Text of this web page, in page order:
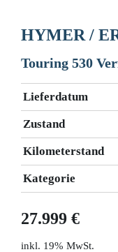
HYMER /
Touring 530
Lieferdatum
Zustand
Kilometerstand
Kategorie
27.999 €
19% MwSt.